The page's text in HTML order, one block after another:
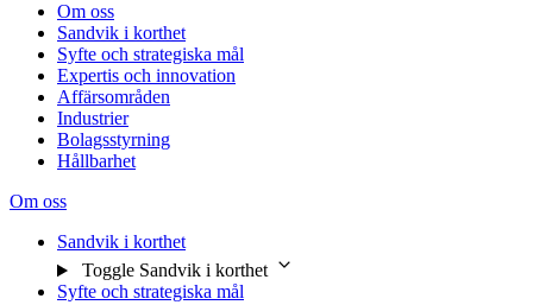
Om oss
Sandvik i korthet
Syfte och strategiska mål
Expertis och innovation
Affärsområden
Industrier
Bolagsstyrning
Hållbarhet
Om oss
Sandvik i korthet
Toggle Sandvik i korthet
Syfte och strategiska mål